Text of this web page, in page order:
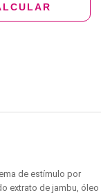
de estímulo por
extrato de jambu, óleo